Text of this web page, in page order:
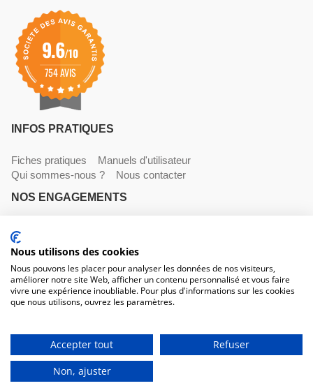
9.6/10
754 AVIS
INFOS PRATIQUES
Fiches pratiques
Manuels d'utilisateur
Qui sommes-nous ?
Nous contacter
NOS ENGAGEMENTS
Livraisons
NOS COORDONNÉES
530 avenue du Roucagnier , 34400 Lunel-Viel
04 67 58 38 57
Du lundi au vendredi, 8h00 - 12h00 / 13h45 à 17h30
Nous utilisons des cookies
Nous pouvons les placer pour analyser les données de nos visiteurs,
améliorer notre site Web, afficher un contenu personnalisé et vous faire
vivre une expérience inoubliable. Pour plus d'informations sur les cookies
que nous utilisons, ouvrez les paramètres.
Accepter tout
Refuser
Non, ajuster